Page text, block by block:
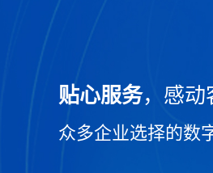
贴心服务，感动
众多企业选择的数